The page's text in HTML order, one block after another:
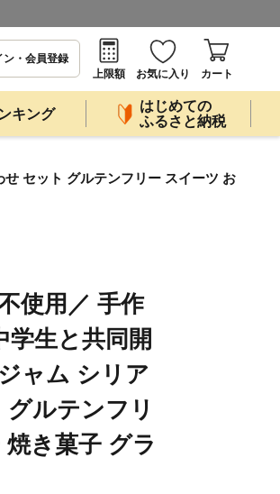
ン・会員登録
上限額
お気に入り カート
キング
はじめての
ふるさと納税
セット グルテンフリー スイーツ お
使用／ 手作
学生と共同開
ャム シリア
ルテンフリ
き菓子 グラ